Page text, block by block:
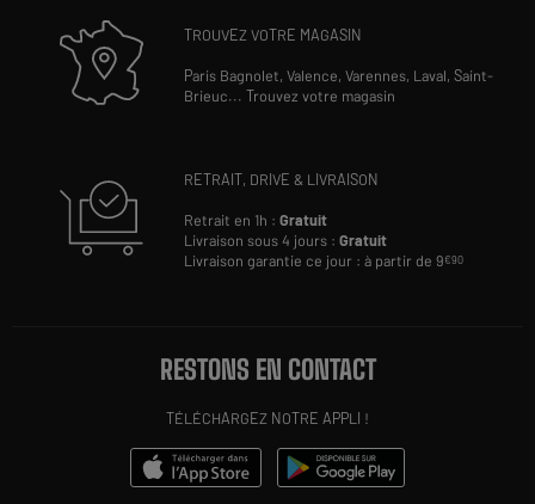
TROUVEZ VOTRE MAGASIN
Paris Bagnolet,Valence,Varennes, Laval,Saint-
Brieuc...Trouvez votre magasin
RETRAIT, DRIVE & LIVRAISON
Retrait en 1h :Gratuit
Livraison sous 4 jours :Gratuit
Livraison garantie ce jour : à partir de 9€90
RESTONS EN CONTACT
TÉLÉCHARGEZ NOTRE APPLI !